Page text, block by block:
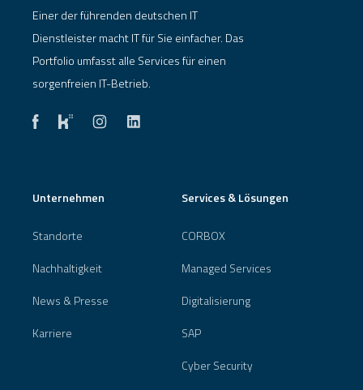
Einer der führenden deutschen IT
Dienstleister macht IT für Sie einfacher. Das
Portfolio umfasst alle Services für einen
sorgenfreien IT-Betrieb.
Unternehmen
Standorte
Nachhaltigkeit
News & Presse
Karriere
Services & Lösungen
CORBOX
Managed Services
Digitalisierung
SAP
Cyber Security